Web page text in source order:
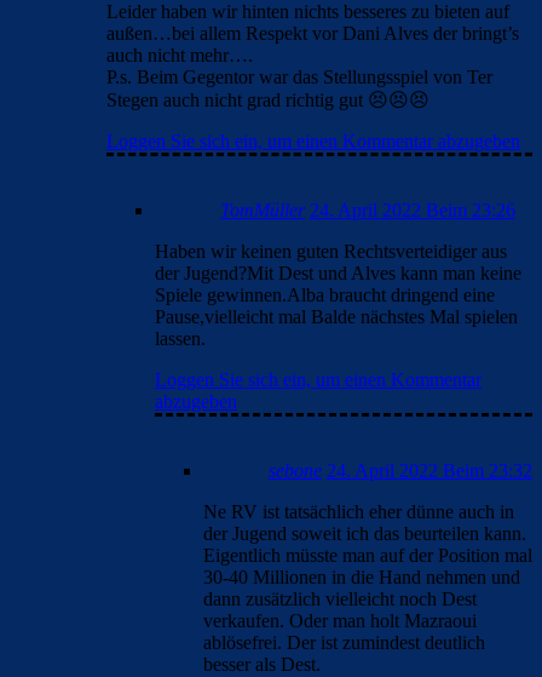
Leider haben wir hinten nichts besseres zu bieten auf
außen…bei allem Respekt vor Dani Alves der bringt’s
auch nicht mehr….
P.s. Beim Gegentor war das Stellungsspiel von Ter
Stegen auch nicht grad richtig gut 😣😣😣
Loggen Sie sich ein, um einen Kommentar abzugeben
TomMüller 24. April 2022 Beim 23:26
Haben wir keinen guten Rechtsverteidiger aus
der Jugend?Mit Dest und Alves kann man keine
Spiele gewinnen.Alba braucht dringend eine
Pause,vielleicht mal Balde nächstes Mal spielen
lassen.
Loggen Sie sich ein, um einen Kommentar
abzugeben
sebone 24. April 2022 Beim 23:32
Ne RV ist tatsächlich eher dünne auch in
der Jugend soweit ich das beurteilen kann.
Eigentlich müsste man auf der Position mal
30-40 Millionen in die Hand nehmen und
dann zusätzlich vielleicht noch Dest
verkaufen. Oder man holt Mazraoui
ablösefrei. Der ist zumindest deutlich
besser als Dest.